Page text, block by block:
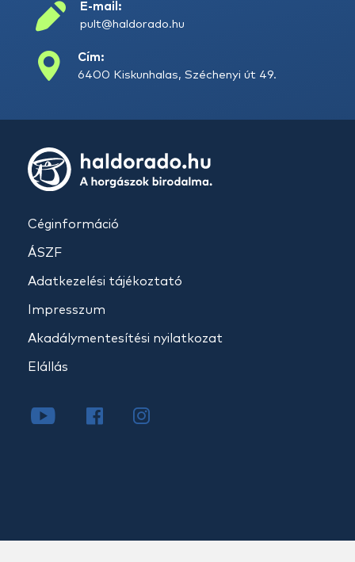
E-mail:
pult@haldorado.hu
Cím:
6400 Kiskunhalas, Széchenyi út 49.
Céginformáció
ÁSZF
Adatkezelési tájékoztató
Impresszum
Akadálymentesítési nyilatkozat
Elállás